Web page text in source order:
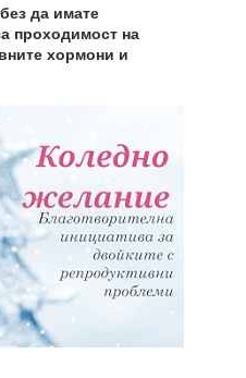
да имате
проходимост на
хормони и